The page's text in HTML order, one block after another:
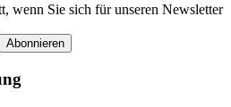
wenn Sie sich für unseren Newsletter
Abonnieren